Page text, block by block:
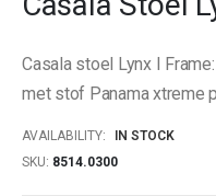
the
images
Casala stoel Lynx I
met stof Panama xtreme
AVAILABILITY:
IN STOCK
SKU 8514.0300